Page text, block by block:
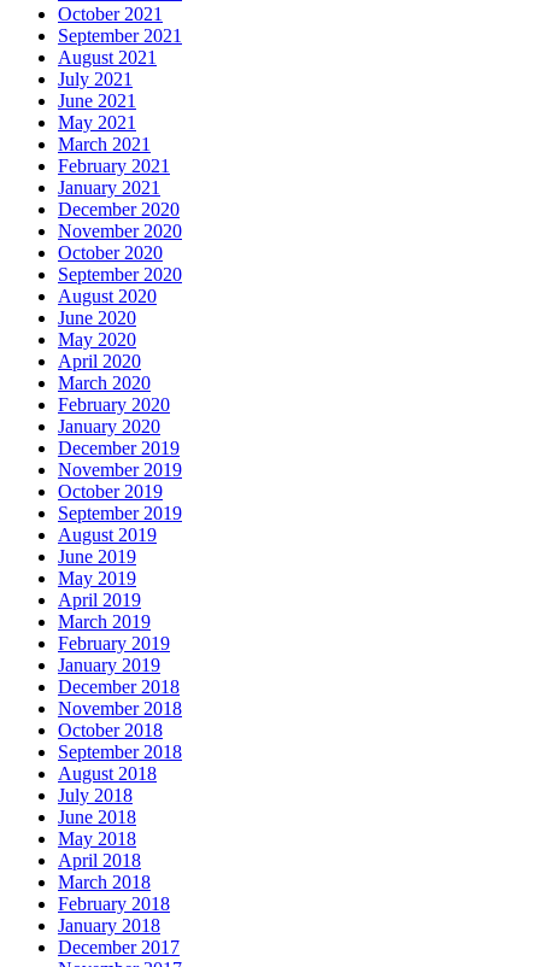
October 2021
September 2021
August 2021
July 2021
June 2021
May 2021
March 2021
February 2021
January 2021
December 2020
November 2020
October 2020
September 2020
August 2020
June 2020
May 2020
April 2020
March 2020
February 2020
January 2020
December 2019
November 2019
October 2019
September 2019
August 2019
June 2019
May 2019
April 2019
March 2019
February 2019
January 2019
December 2018
November 2018
October 2018
September 2018
August 2018
July 2018
June 2018
May 2018
April 2018
March 2018
February 2018
January 2018
December 2017